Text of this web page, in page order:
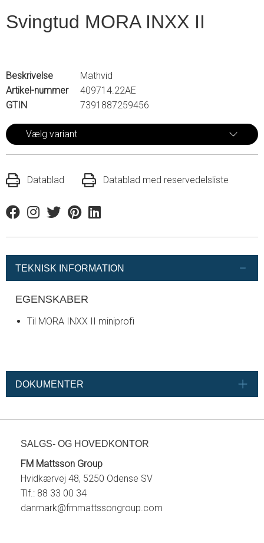
Svingtud MORA INXX II
Beskrivelse
Mathvid
Artikel-nummer
409714.22AE
GTIN
7391887259456
Vælg variant
Datablad Datablad med reservedelsliste
FacebookInstagram
TwitterPinterestLinkedin
TEKNISK INFORMATION
EGENSKABER
Til MORA INXX II miniprofi
DOKUMENTER
SALGS- OG HOVEDKONTOR
FM Mattsson Group
Hvidkærvej 48, 5250 Odense SV
Tlf.: 88 33 00 34
danmark@fmmattssongroup.com